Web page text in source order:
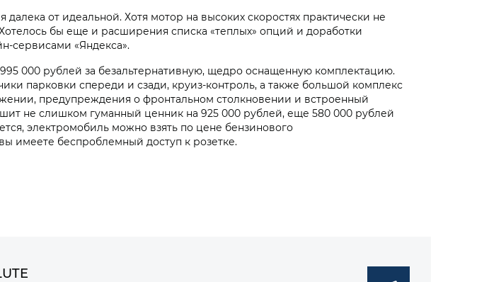
от идеальной. Хотя мотор на высоких скоростях практически не
бы еще и расширения списка «теплых» опций и доработки
сервисами «Яндекса».
000 рублей за безальтернативную, щедро оснащенную комплектацию.
парковки спереди и сзади, круиз-контроль, а также большой комплекс
предупреждения о фронтальном столкновении и встроенный
не слишком гуманный ценник на 925 000 рублей, еще 580 000 рублей
электромобиль можно взять по цене бензинового
имеете беспроблемный доступ к розетке.